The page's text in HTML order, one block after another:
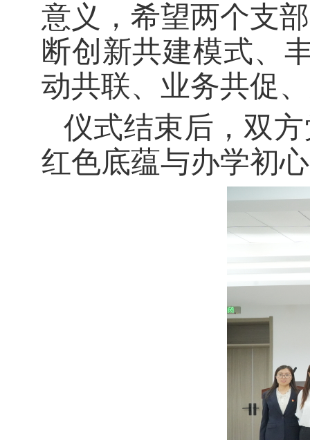
意义，希望两个支
断创新共建模式、
动共联、业务共促
仪式结束后，双
红色底蕴与办学初